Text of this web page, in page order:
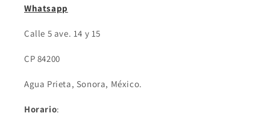
Whatsapp
Calle 5 ave. 14 y 15
CP 84200
Agua Prieta, Sonora, México.
Horario: